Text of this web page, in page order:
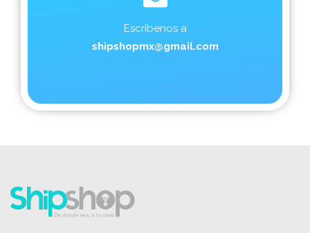
Escríbenos a
shipshopmx@gmail.com